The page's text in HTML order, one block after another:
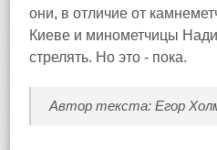
они, в отличие от
Киеве и минометчицы
стрелять. Но это - пока.
Автор текста: Егор